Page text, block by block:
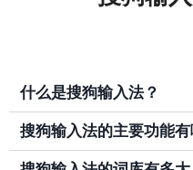
什么是搜狗输入法？
搜狗输入法的主要功能有